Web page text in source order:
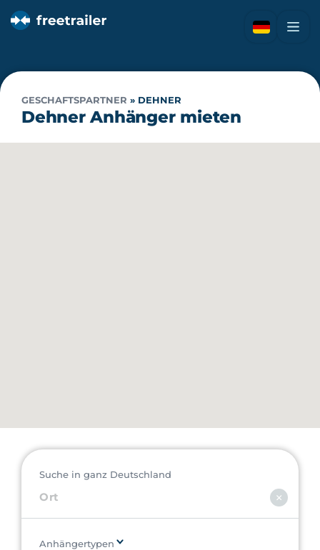
GESCHAFTSPARTNER » DEHNER
Dehner Anhänger mieten
Suche in ganz Deutschland
Anhängertypen